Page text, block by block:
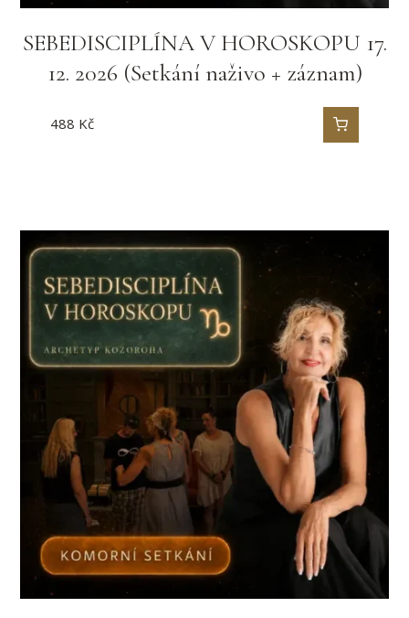
SEBEDISCIPLÍNA V HOROSKOPU 17.
12. 2026 (Setkání naživo + záznam)
488 Kč